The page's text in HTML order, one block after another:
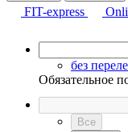
FIT-express
без
Обязательное
Все